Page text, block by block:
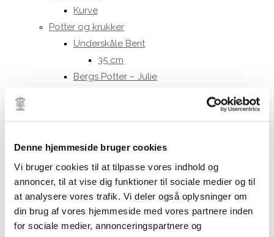
Denne hjemmeside bruger cookies
Vi bruger cookies til at tilpasse vores indhold og
annoncer, til at vise dig funktioner til sociale medier og til
at analysere vores trafik. Vi deler også oplysninger om
din brug af vores hjemmeside med vores partnere inden
for sociale medier, annonceringspartnere og
Kurve
Potter og krukker
Underskåle Berit
35 cm
Bergs Potter – Julie
Underskåle
Duge
Køkkenhåndklæder
Puder og hynder
Puder